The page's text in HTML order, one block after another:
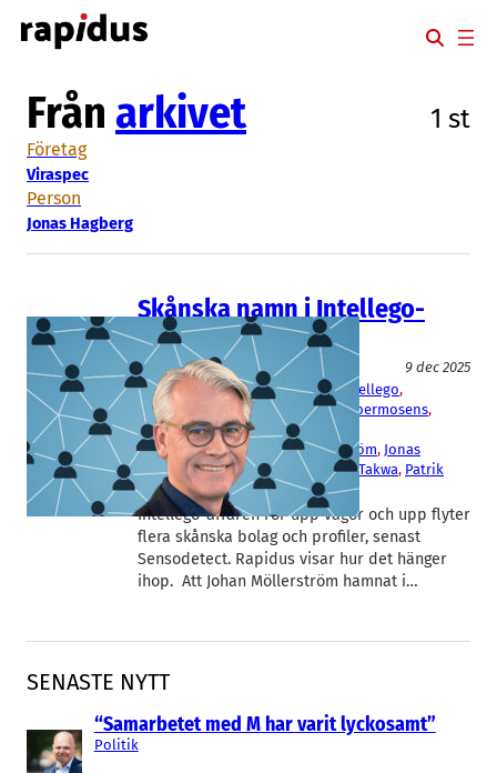
Hoppa
till
SENASTE NYTT
“Samarbetet med M har varit lyckosamt”
Politik
Från arkivet 1 st
Företag
Viraspec
Person
Jonas Hagberg
Skånska namn i Intellego-
nätverket
Fakta
9 dec 2025
AegirBio
Avsalt, Dug, Enersize, Intellego
OptiCept
Plexian, SensoDetect, Spermosens
Viraspec
Björn Wetterling, Johan Möllerström, Jonas
Hagberg, Martin Linde Mohamad Takwa, Patrik
Elfwing, Per-Ola Rosenqvist
Intellego-affären rör upp vågor och upp flyter
flera skånska bolag och profiler, senast
Sensodetect. Rapidus visar hur det hänger
ihop. Att Johan Möllerström hamnat i…